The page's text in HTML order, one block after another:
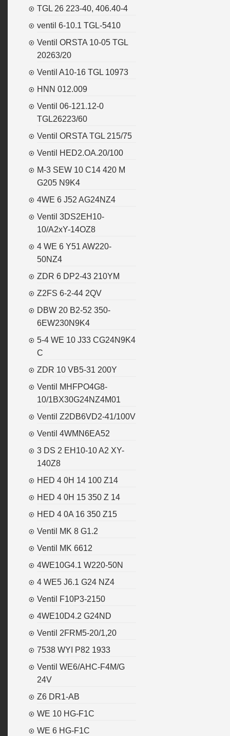
TGL 26 223-40, 406.40-4
ventil 6-10.1 TGL-5410
Ventil ORSTA 10-05 TGL
20263/20
Ventil A10-16 TGL 10973
HNN 012.009
Ventil 06-121.12-0
TGL26223/60
Ventil ORSTA TGL 215/75
Ventil HED2.OA.20/100
M-3 SEW 10 C14 420 M
G205 N9K4
4WE 6 J52 AG24NZ4
Ventil 3DS2EH10-
10/A2xY-14OZ8
4 WE 6 Y51 AW220-
50NZ4
ZDR 6 DP2-43 210YM
Z2FS 6-2-44 2QV
DBW 20 B2-52 350-
6EW230N9K4
5-4 WE 10 J33 CG24N9K4
C
ZDR 10 VB5-31 200Y
Ventil MHFPO4G8-
10/1BX30G24NZ4M01
Ventil Z2DB6VD2-41/100V
Ventil 4WMN6EA52
3 DS 2 EH10-10 A2 XY-
140Z8
HED 4 0H 14 100 Z14
HED 4 0H 15 350 Z 14
HED 4 0A 16 350 Z15
Ventil MK 8 G1.2
Ventil MK 6612
4WE10G4.1 W220-50N
4 WE5 J6.1 G24 NZ4
Ventil F10P3-2150
4WE10D4.2 G24ND
Ventil 2FRM5-20/1,20
7538 WYI P82 1933
Ventil WE6/AHC-F4M/G
24V
Z6 DR1-AB
WE 10 HG-F1C
WE 6 HG-F1C